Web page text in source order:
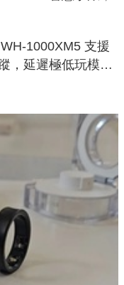
1000XM5 支援
，延遲極低玩模擬